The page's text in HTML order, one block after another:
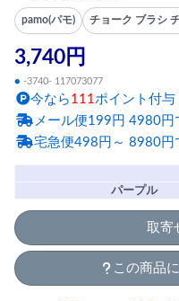
pamo(パモ) チョーク ブラシ
3,740円
● -3740- 117073077
今なら 111ポイント付与
メール便199円 4980円
宅急便498円～ 8980円
パープル
取寄
この商品